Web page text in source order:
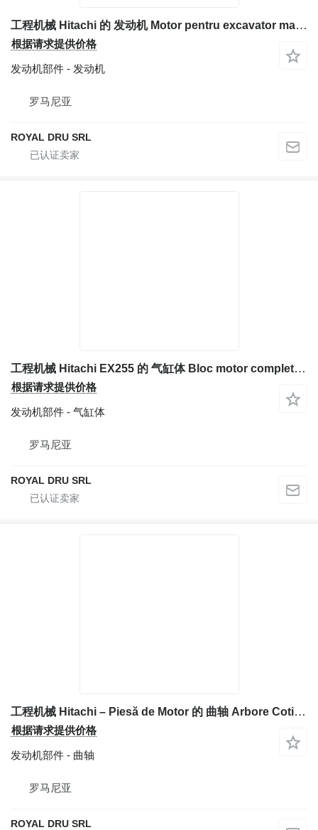
工程机械 Hitachi 的 发动机 Motor pentru excavator marca
根据请求提供价格
发动机部件 - 发动机
罗马尼亚
ROYAL DRU SRL
工程机械 Hitachi EX255 的 气缸体 Bloc motor complet pentru excavator
根据请求提供价格
发动机部件 - 气缸体
罗马尼亚
ROYAL DRU SRL
工程机械 Hitachi – Piesă de Motor 的 曲轴 Arbore Cotit (Vibrochen) pentru
根据请求提供价格
发动机部件 - 曲轴
罗马尼亚
ROYAL DRU SRL